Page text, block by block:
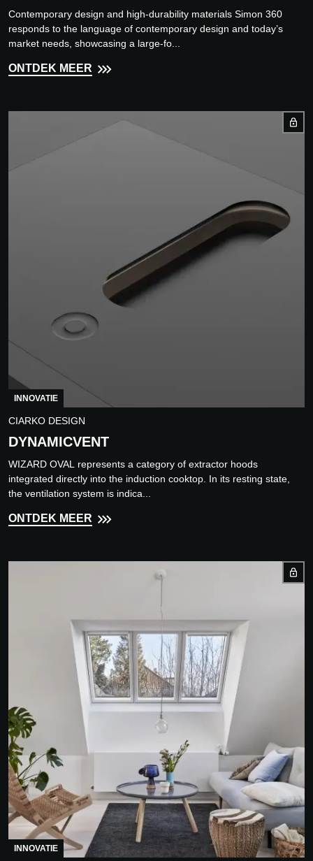
Contemporary design and high-durability materials Simon 360
responds to the language of contemporary design and today’s
market needs, showcasing a large-fo...
ONTDEK MEER
INNOVATIE
CIARKO DESIGN
DYNAMICVENT
WIZARD OVAL represents a category of extractor hoods
integrated directly into the induction cooktop. In its resting state,
the ventilation system is indica...
ONTDEK MEER
INNOVATIE